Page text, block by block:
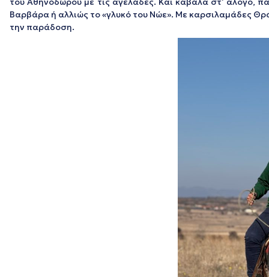
Βαρβάρα ή αλλιώς το «γλυκό του Νώε». Με καρσιλαμάδες
την παράδοση.